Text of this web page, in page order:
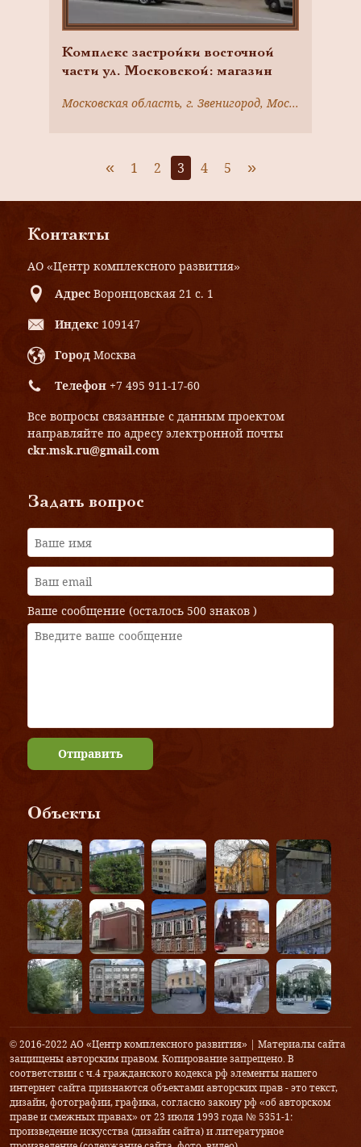
Комплекс застройки восточной
части ул. Московской: магазин
Московская область, г. Звенигород, Московская ул., 19
« 1 2 3 4 5 »
Контакты
АО «Центр комплексного развития»
Адрес Воронцовская 21 с. 1
Индекс 109147
Город Москва
Телефон +7 495 911-17-60
Все вопросы связанные с данным проектом
направляйте по адресу электронной почты
ckr.msk.ru@gmail.com
Задать вопрос
Ваше сообщение (осталось 500 знаков )
Отправить
Объекты
© 2016-2022 АО «Центр комплексного развития» | Материалы сайта
защищены авторским правом. Копирование запрещено. В
соответствии с ч.4 гражданского кодекса рф элементы нашего
интернет сайта признаются объектами авторских прав - это текст,
дизайн, фотографии, графика, согласно закону рф «об авторском
праве и смежных правах» от 23 июля 1993 года № 5351-1:
произведение искусства (дизайн сайта) и литературное